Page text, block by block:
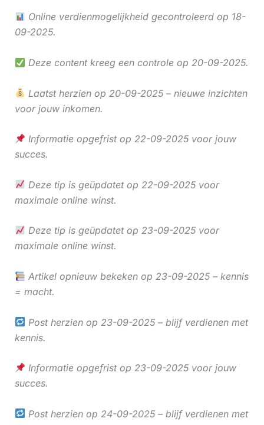
Online verdienmogelijkheid gecontroleerd op 18-
09-2025.
Deze content kreeg een controle op 20-09-2025.
Laatst herzien op 20-09-2025 – nieuwe inzichten
voor jouw inkomen.
Informatie opgefrist op 22-09-2025 voor jouw
succes.
Deze tip is geüpdatet op 22-09-2025 voor
maximale online winst.
Deze tip is geüpdatet op 23-09-2025 voor
maximale online winst.
Artikel opnieuw bekeken op 23-09-2025 – kennis
= macht.
Post herzien op 23-09-2025 – blijf verdienen met
kennis.
Informatie opgefrist op 23-09-2025 voor jouw
succes.
Post herzien op 24-09-2025 – blijf verdienen met